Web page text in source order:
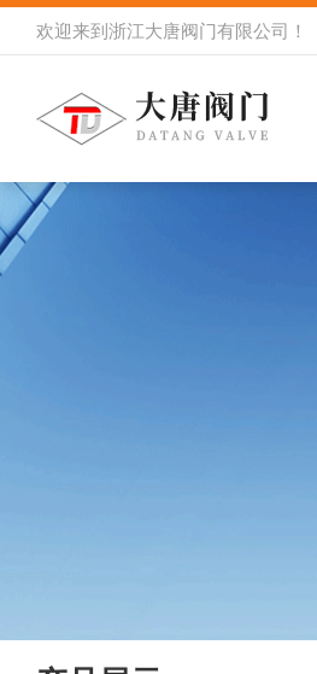
欢迎来到 浙江大唐阀门有限公司 ！